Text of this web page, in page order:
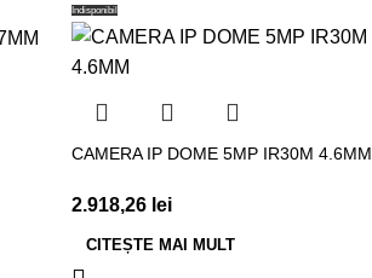
Indisponibil
CAMERA IP DOME 5MP IR30M 4.6MM
2.918,26 lei
CITEȘTE MAI MULT